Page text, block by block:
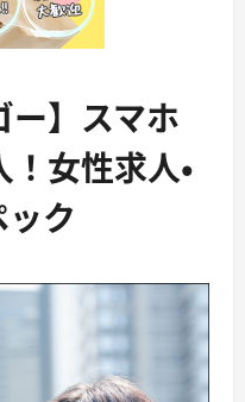
ー】スマホ
女性求人・
ク